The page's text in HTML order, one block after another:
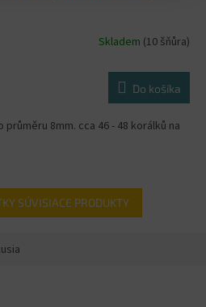
Skladem (10 šňůra)
Do košíka
8mm. cca 46 - 48 korálků na
SÚVISIACE PRODUKTY